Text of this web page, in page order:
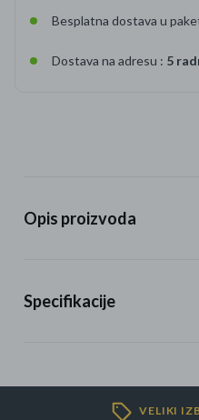
Besplatna dostava u
Dostava na adresu : 5
Opis proizvoda
Specifikacije
VELIKI